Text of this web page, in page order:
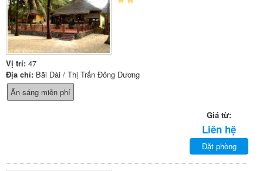
Vị trí: 47
Địa chỉ: Bãi Dài / Thị Trấn Đông Dương
Ăn sáng miễn phí
Giá từ:
Liên hệ
Đặt phòng